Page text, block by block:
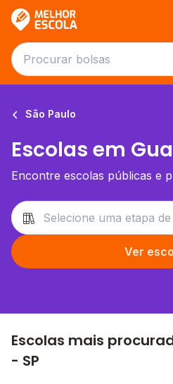
São Paulo
Escolas em
Encontre escolas públicas e
Ver
Escolas mais
- SP